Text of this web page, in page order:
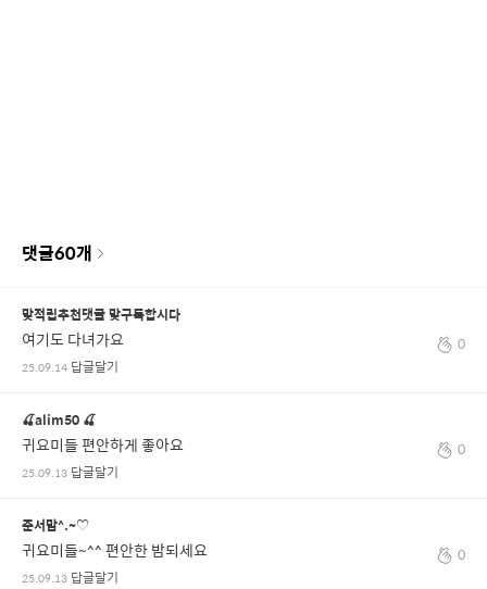
댓글60개
맞적립추천댓글 맞구독합시다
여기도 다녀가요
25.09.14 답글달기
0
🍒alim50 🍒
귀요미들 편안하게 좋아요
25.09.13 답글달기
0
준서맘^.~♡
귀요미들~^^ 편안한 밤되세요
25.09.13 답글달기
0